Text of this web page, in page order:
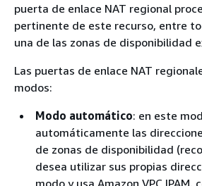
puerta de enlace NAT regional
pertinente de este recurso, entre
una de las zonas de disponibilidad
Las puertas de enlace NAT
modos:
Modo automático: en este
automáticamente las
de zonas de disponibilidad
desea utilizar sus propias
modo y usa Amazon VPC IPAM,